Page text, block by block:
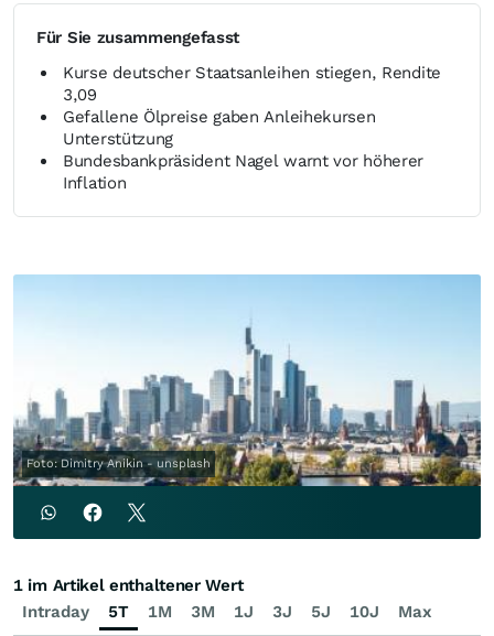
Für Sie zusammengefasst
Kurse deutscher Staatsanleihen stiegen, Rendite
3,09
Gefallene Ölpreise gaben Anleihekursen
Unterstützung
Bundesbankpräsident Nagel warnt vor höherer
Inflation
Foto: Dimitry Anikin - unsplash
Intraday 5T 1M 3M 1J 3J 5J 10J Max
1 im Artikel enthaltener Wert